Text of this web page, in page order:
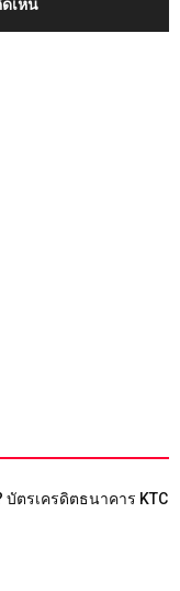
เห็น
ตรเครดิตธนาคาร KTC